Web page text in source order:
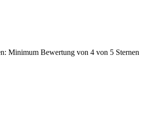
Minimum Bewertung von 4 von 5 Sternen